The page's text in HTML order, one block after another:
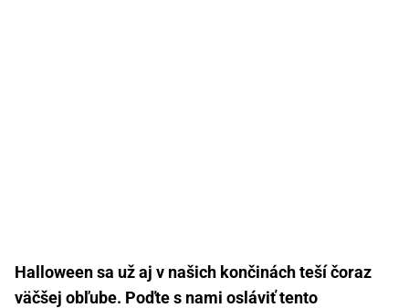
Halloween sa už aj v našich končinách teší čoraz
väčšej obľube. Poďte s nami osláviťtento